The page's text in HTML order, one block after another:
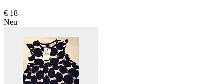
€ 18
Neu